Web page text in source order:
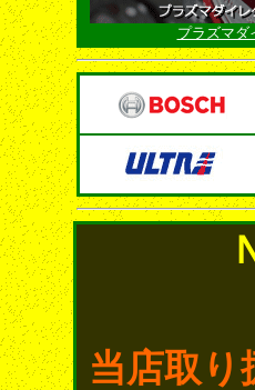
プラズマダ
当店取り